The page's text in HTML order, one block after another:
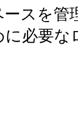
スを
必要な